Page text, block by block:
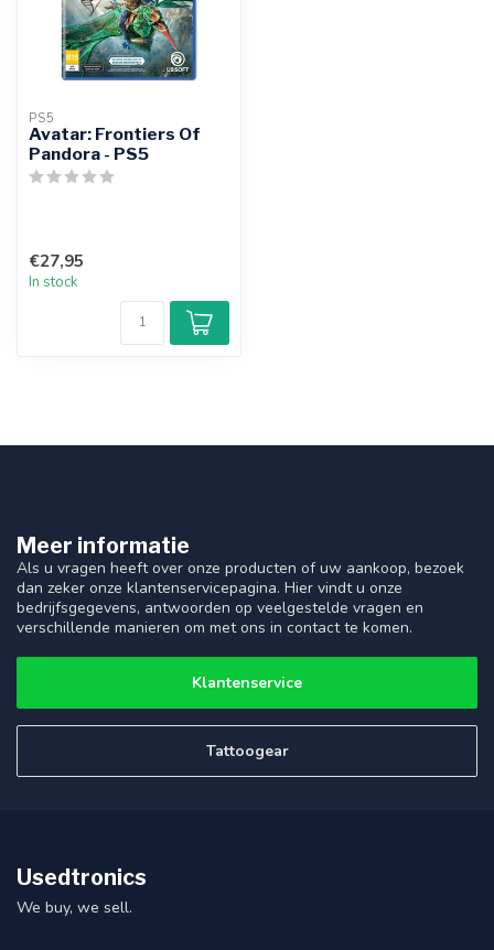
PS5
Avatar: Frontiers Of
Pandora - PS5
€27,95
In stock
Meer informatie
Als u vragen heeft over onze producten of uw aankoop, bezoek
dan zeker onze klantenservicepagina. Hier vindt u onze
bedrijfsgegevens, antwoorden op veelgestelde vragen en
verschillende manieren om met ons in contact te komen.
Klantenservice
Tattoogear
Usedtronics
We buy, we sell.